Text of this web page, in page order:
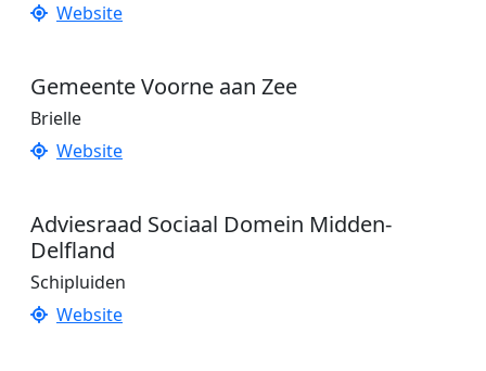
Website
Gemeente Voorne aan Zee
Brielle
Website
Adviesraad Sociaal Domein Midden-
Delfland
Schipluiden
Website